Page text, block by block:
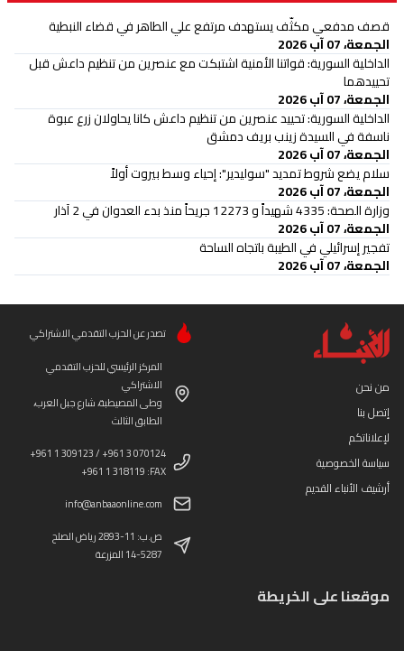
قصف مدفعي مكثّف يستهدف مرتفع علي الطاهر في قضاء النبطية
الجمعة، 07 آب 2026
الداخلية السورية: قواتنا الأمنية اشتبكت مع عنصرين من تنظيم داعش قبل
تحييدهما
الجمعة، 07 آب 2026
الداخلية السورية: تحييد عنصرين من تنظيم داعش كانا يحاولان زرع عبوة
ناسفة في السيدة زينب بريف دمشق
الجمعة، 07 آب 2026
سلام يضع شروط تمديد "سوليدير": إحياء وسط بيروت أولاً
الجمعة، 07 آب 2026
وزارة الصحة: 4335 شهيداً و 12273 جريحاً منذ بدء العدوان في 2 آذار
الجمعة، 07 آب 2026
تفجير إسرائيلي في الطيبة باتجاه الساحة
الجمعة، 07 آب 2026
من نحن
إتصل بنا
لإعلاناتكم
سياسة الخصوصية
أرشيف الأنباء القديم
تصدر عن الحزب التقدمي الاشتراكي
المركز الرئيسي للحزب التقدمي
الاشتراكي
وطى المصيطبة، شارع جبل العرب،
الطابق الثالث
+961 1 309123 / +961 3 070124
+961 1 318119 :FAX
info@anbaaonline.com
ص.ب: 11-2893 رياض الصلح
14-5287 المزرعة
موقعنا على الخريطة